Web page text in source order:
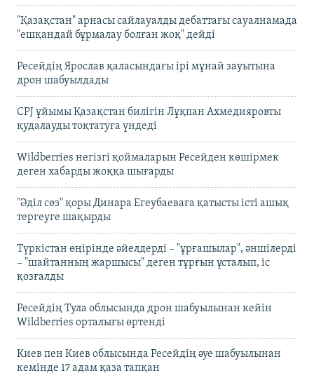
"Қазақстан" арнасы сайлауалды дебаттағы сауалнамада
"ешқандай бұрмалау болған жоқ" дейді
Ресейдің Ярослав қаласындағы ірі мұнай зауытына
дрон шабуылдады
CPJ ұйымы Қазақстан билігін Лұқпан Ахмедияровты
қудалауды тоқтатуға үндеді
Wildberries негізгі қоймаларын Ресейден көшірмек
деген хабарды жоққа шығарды
"Әділ сөз" қоры Динара Егеубаеваға қатысты істі ашық
тергеуге шақырды
Түркістан өңірінде әйелдерді – "ұрғашылар", әншілерді
– "шайтанның жаршысы" деген тұрғын ұсталып, іс
қозғалды
Ресейдің Тула облысында дрон шабуылынан кейін
Wildberries орталығы өртенді
Киев пен Киев облысында Ресейдің әуе шабуылынан
кемінде 17 адам қаза тапқан